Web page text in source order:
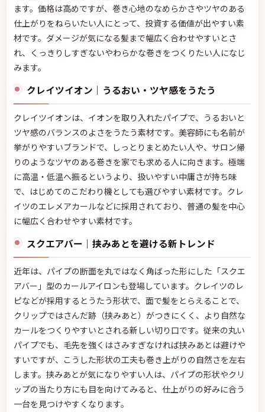
ます。価格は高めですが、巻き心地のなめらかさやツヤのある
仕上がりをねらいたい人にとって、投資する価値が出やすい素
材です。ダメージが気になる髪まで幅広く合わせやすいとさ
れ、くっきりしすぎないやわらかな巻きをつくりたい人になじ
みます。
クレイツイオン｜うるおい・ツヤ感をうたう
クレイツイオンは、イオンを取り入れたパイプで、うるおいと
ツヤ感のバランスのよさをうたう素材です。美容師にも名前が
挙がりやすいブランドで、しっとりまとめたい人や、サロン帰
りのようなツヤのある巻きを家でも求める人に向きます。極端
に高温・低温へ振るというより、扱いやすい中庸さが持ち味
で、はじめてのこだわり機としても選びやすい素材です。クレ
イツのエレメアカールなどに採用されており、普通の髪を中心
に幅広く合わせやすい素材です。
スクエアバー｜挟みあとを避ける新トレンド
近年は、パイプの断面を丸ではなく角ばった形にした「スクエ
アバー」型のカールアイロンも登場しています。クレイツのレ
ピなどが採用するとうたう形状で、面で髪をとらえることで、
クリップではさんだ跡（挟みあと）がつきにくく、より自然な
カールをつくりやすいとされる新しい切り口です。従来の丸い
パイプでも、毛先を強くはさみすぎなければ挟みあとは避けや
すいですが、こうした形状の工夫も巻き上がりの自然さを左右
します。挟みあとが気になりやすい人は、パイプの形状やクリ
ップの当たり方にも目を向けてみると、仕上がりの好みに合う
一台を見つけやすくなります。